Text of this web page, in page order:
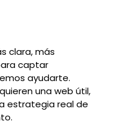
clara, más
captar
ayudarte.
una web útil,
estrategia real de